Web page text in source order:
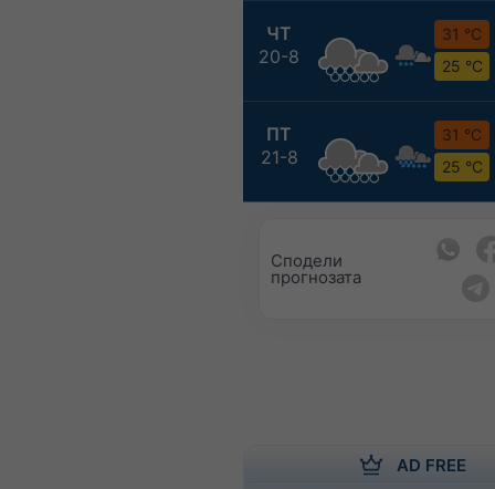
ЧТ
20-8
31 °C
25 °C
ПТ
21-8
31 °C
25 °C
Сподели
прогнозата
AD FREE